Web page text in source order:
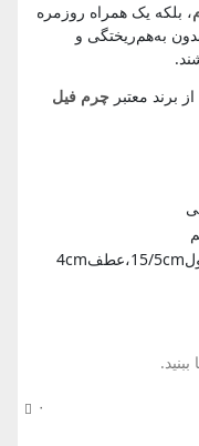
، بلکه یک همراه روزمره
به‌هم‌ریختگی و
برند معتبرچرم فیل
۰